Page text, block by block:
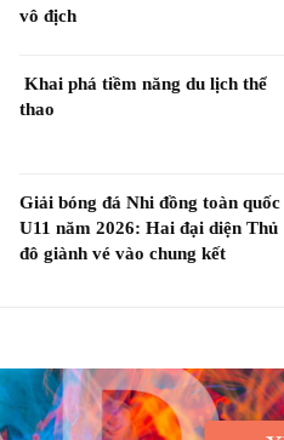
vô địch
Khai phá tiềm năng du lịch thể
thao
Giải bóng đá Nhi đồng toàn quốc
U11 năm 2026: Hai đại diện Thủ
đô giành vé vào chung kết